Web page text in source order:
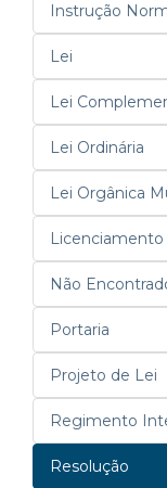
Instrução
Lei
Lei
Lei Ordinária
Lei Orgânica
Não
Portaria
Projeto de Lei
Regimento
Resolução